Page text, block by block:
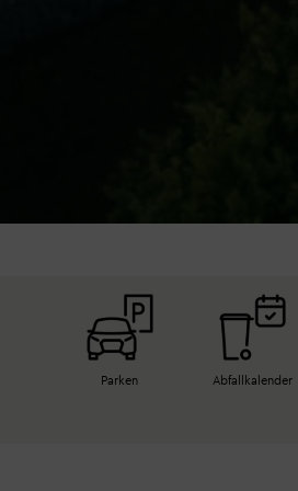
Parken Abfallkalender